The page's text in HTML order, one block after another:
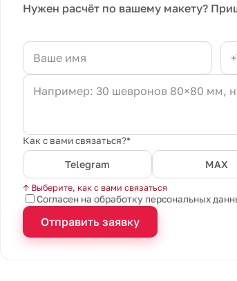
Нужен расчёт по вашему макету?
Как с вами связаться?*
Telegram MAX
↑ Выберите, как с вами связаться
Согласен на обработку персональных
Отправить заявку